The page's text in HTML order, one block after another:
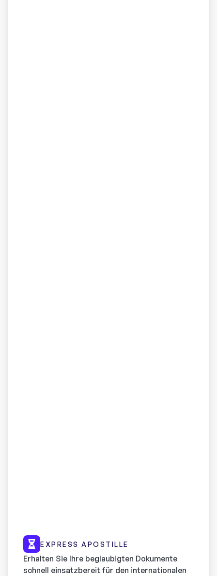
EXPRESS APOSTILLE
Erhalten Sie Ihre beglaubigten Dokumente
schnell einsatzbereit für den internationalen